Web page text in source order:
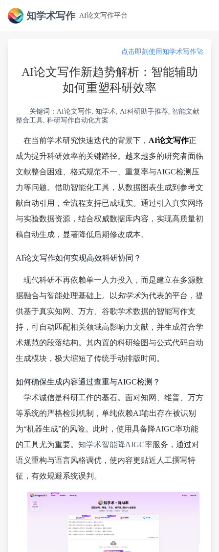
知学术写作 AI论文写作平台
点击即刻使用知学术写作🚀
AI论文写作新趋势解析：智能辅助
如何重塑科研效率
关键词：AI论文写作, 知学术, AI科研助手推荐, 智能文献
整合工具, 科研写作自动化方案
在当前学术研究快速迭代的背景下， AI论文写作正
成为提升科研效率的关键路径。越来越多的研究者面临
文献整合困难、格式规范不一、重复率与AIGC检测压
力等问题。借助智能化工具，从数据图表生成到参考文
献自动引用，全流程支持已成现实。通过引入真实网络
与实验数据资源，结合权威数据库内容，实现高质量初
稿自动生成，显著降低后期修改成本。
AI论文写作如何实现高效科研协同？
现代科研不再依赖单一人力投入，而是建立在多源数
据融合与智能处理基础上。以 知学术为代表的平台，提
供基于真实知网、万方、谷歌学术数据的智能写作支
持，可自动匹配相关领域高影响力文献，并生成符合学
术规范的段落结构。其内置的科研绘图与公式代码自动
生成模块，极大缩短了传统手动排版时间。
如何确保生成内容通过查重与AIGC检测？
学术诚信是科研工作的基石。面对知网、维普、万方
等系统的严格检测机制，单纯依赖AI输出存在被识别
为“机器生成”的风险。此时，使用具备降AIGC率功能
的工具尤为重要。 知学术智能降AIGC率服务，通过对
语义重构与语言风格调优，使内容更贴近人工撰写特
征，有效规避系统误判。